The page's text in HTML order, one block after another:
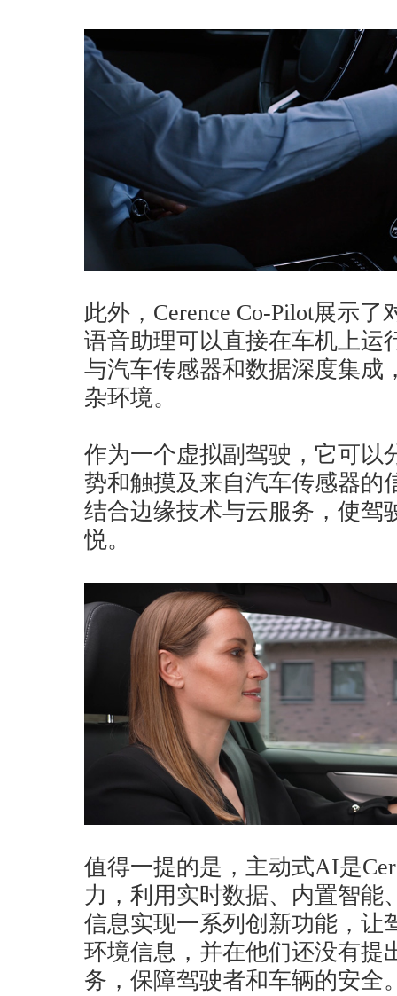
此外，Cerence Co-Pilot展示
语音助理可以直接在车机上运
与汽车传感器和数据深度集成
杂环境。
作为一个虚拟副驾驶，它可以
势和触摸及来自汽车传感器的
结合边缘技术与云服务，使驾
悦。
值得一提的是，主动式AI是
力，利用实时数据、内置智能
信息实现一系列创新功能，让
环境信息，并在他们还没有提
务，保障驾驶者和车辆的安全